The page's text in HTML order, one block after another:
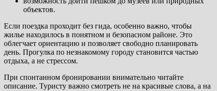
объектов.
Если поездка проходит без гида, особенно важно, чтобы
жилье находилось в понятном и безопасном районе. Это
облегчает ориентацию и позволяет свободно планировать
день. Прогулка по незнакомому городу становится частью
отдыха, а не стрессом.
При спонтанном бронировании внимательно читайте
описание. Туристу важно смотреть не на красивые слова, а на